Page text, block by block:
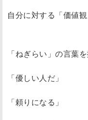
自分に対する「価値観
「ねぎらい」の言葉
「優しい人だ」
「頼りになる」